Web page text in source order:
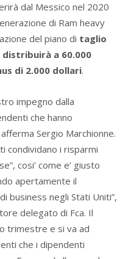
dal Messico nel 2020
di Ram heavy
del piano di taglio
a 60.000
di 2.000 dollari.
impegno dalla
che hanno
Sergio Marchionne.
condividano i risparmi
cosi’ come e’ giusto
apertamente il
business negli Stati Uniti”,
delegato di Fca. Il
trimestre e si va ad
che i dipendenti